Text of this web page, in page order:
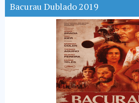
Bacurau Dublado 2019